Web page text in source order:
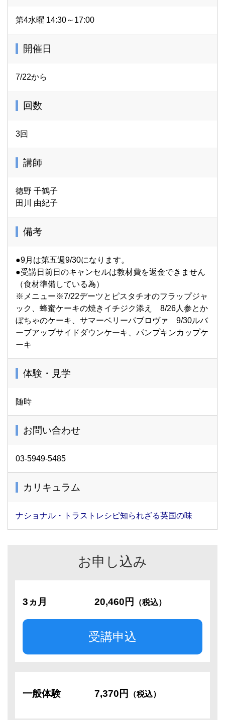
第4水曜 14:30～17:00
開催日
7/22から
回数
3回
講師
徳野 千鶴子
田川 由紀子
備考
●9月は第五週9/30になります。
●受講日前日のキャンセルは教材費を返金できません
（食材準備している為）
※メニュー※7/22デーツとピスタチオのフラップジャ
ック、蜂蜜ケーキの焼きイチジク添え 8/26人参とか
ぼちゃのケーキ、サマーベリーパブロヴァ 9/30ルバ
ーブアップサイドダウンケーキ、パンプキンカップケ
ーキ
体験・見学
随時
お問い合わせ
03-5949-5485
カリキュラム
ナショナル・トラストレシピ知られざる英国の味
お申し込み
3ヵ月 20,460円 （税込）
受講申込
一般体験 7,370円 （税込）